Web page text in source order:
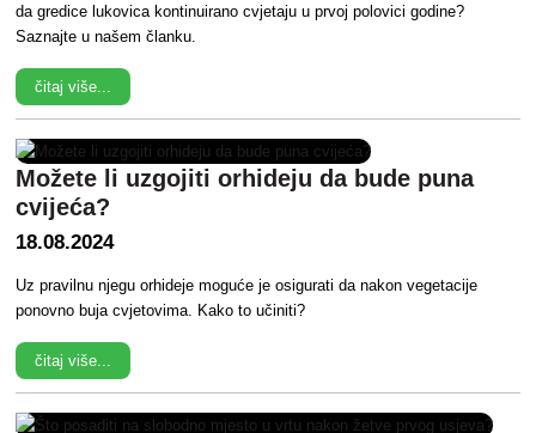
da gredice lukovica kontinuirano cvjetaju u prvoj polovici godine?
Saznajte u našem članku.
čitaj više...
Možete li uzgojiti orhideju da bude puna
cvijeća?
18.08.2024
Uz pravilnu njegu orhideje moguće je osigurati da nakon vegetacije
ponovno buja cvjetovima. Kako to učiniti?
čitaj više...